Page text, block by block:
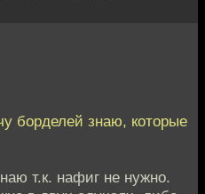
борделей знаю, которые
т.к. нафиг не нужно.